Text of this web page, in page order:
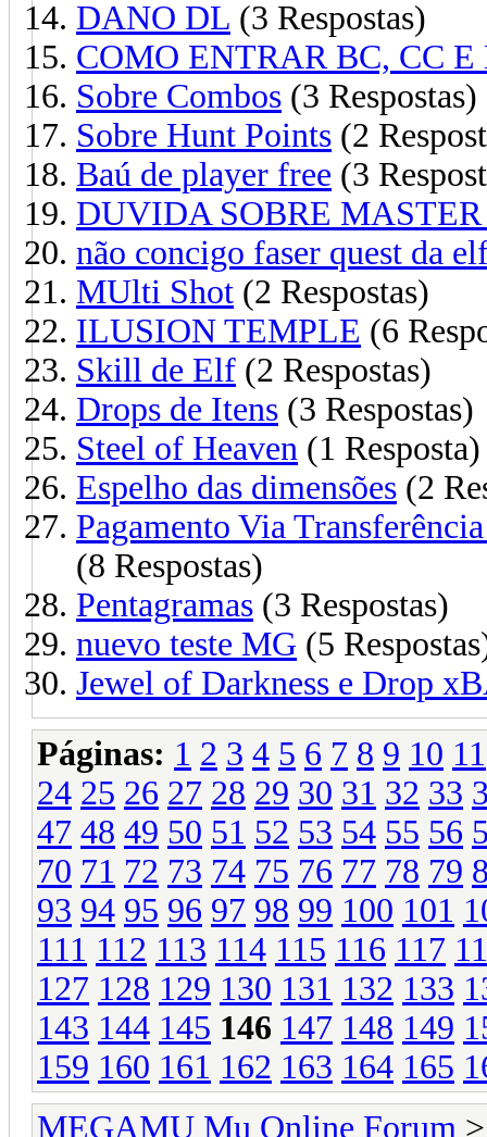
DANO DL (3 Respostas)
COMO ENTRAR BC, CC E
Sobre Combos (3 Respostas)
Sobre Hunt Points (2
Baú de player free (3
DUVIDA SOBRE
não concigo faser quest da
MUlti Shot (2 Respostas)
ILUSION TEMPLE (6
Skill de Elf (2 Respostas)
Drops de Itens (3 Respostas)
Steel of Heaven (1 Resposta)
Espelho das dimensões (2
Pagamento Via
(8 Respostas)
Pentagramas (3 Respostas)
nuevo teste MG (5
Jewel of Darkness e Drop
Páginas: 1 2 3 4 5 6 7 8 9 10 11
24 25 26 27 28 29 30 31 32 33
47 48 49 50 51 52 53 54 55 56
70 71 72 73 74 75 76 77 78 79
93 94 95 96 97 98 99 100 101
111 112 113 114 115 116 117
127 128 129 130 131 132 133
143 144 145 146 147 148 149
159 160 161 162 163 164 165
MEGAMU Mu Online Forum